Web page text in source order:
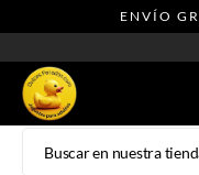
ENVÍO